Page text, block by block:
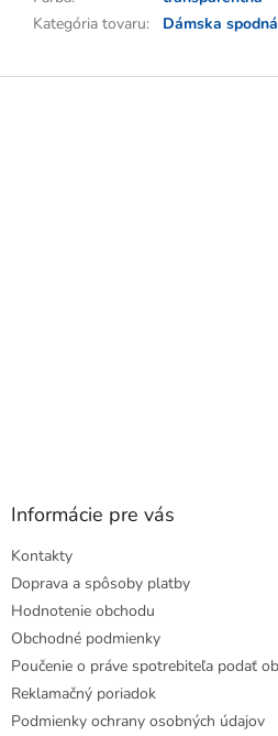
Kategória tovaru: Dámska
Z
Informácie pre vás
Kontakty
Doprava a spôsoby platby
Hodnotenie obchodu
Obchodné podmienky
Poučenie o práve spotrebiteľa podať
Reklamačný poriadok
Podmienky ochrany osobných údajov